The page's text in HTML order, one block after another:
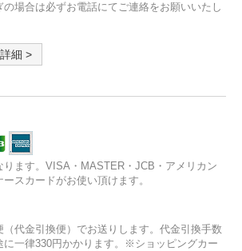
の場合は必ずお電話にてご連絡をお願いいたし
細 >
ります。VISA・MASTER・JCB・アメリカン
スカードがお使い頂けます。
（代金引換便）でお送りします。代金引換手数
に一律330円かかります。※ショッピングカー